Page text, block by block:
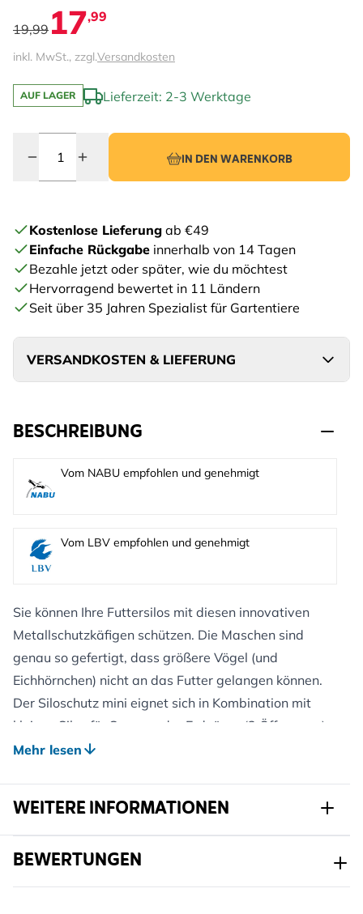
19,99 17,99
inkl. MwSt., zzgl.Versandkosten
AUF LAGER Lieferzeit: 2-3 Werktage
IN DEN WARENKORB
Kostenlose Lieferung ab €49
Einfache Rückgabe innerhalb von 14 Tagen
Bezahle jetzt oder später, wie du möchtest
Hervorragend bewertet in 11 Ländern
Seit über 35 Jahren Spezialist für Gartentiere
VERSANDKOSTEN & LIEFERUNG
BESCHREIBUNG
Vom NABU empfohlen und genehmigt
Vom LBV empfohlen und genehmigt
Sie können Ihre Futtersilos mit diesen innovativen
Metallschutzkäfigen schützen. Die Maschen sind
genau so gefertigt, dass größere Vögel (und
Eichhörnchen) nicht an das Futter gelangen können.
Der Siloschutz mini eignet sich in Kombination mit
kleinen Silos für Samen oder Erdnüsse (2 Öffnungen).
Wichtig: Verwenden Sie eine eventuelle
Auffangschale 94048).
Nicht geeignet für die Spender der Serien
„Riesenfuttersäule“, „Apollo“ und „Maximum“.
Mehr lesen
WEITERE INFORMATIONEN
Artikelnr.
Marke CJ Wildlife
BEWERTUNGEN